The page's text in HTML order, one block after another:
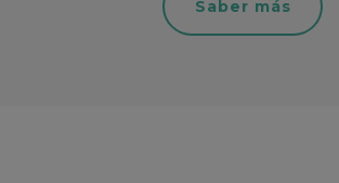
Saber más